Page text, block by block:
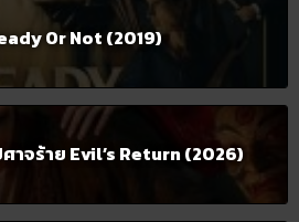
Or Not (2019)
าจร้าย Evil’s Return (2026)